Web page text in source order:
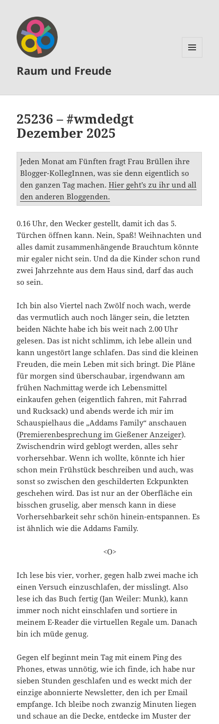
Raum und Freude
25236 – #wmdedgt
Dezember 2025
Jeden Monat am Fünften fragt Frau Brüllen ihre
Blogger-KollegInnen, was sie denn eigentlich so
den ganzen Tag machen.Hier geht’s zu ihr und all
den anderen Bloggenden.
0.16 Uhr, den Wecker gestellt, damit ich das 5.
Türchen öffnen kann. Nein, Spaß! Weihnachten und
alles damit zusammenhängende Brauchtum könnte
mir egaler nicht sein. Und da die Kinder schon rund
zwei Jahrzehnte aus dem Haus sind, darf das auch
so sein.
Ich bin also Viertel nach Zwölf noch wach, werde
das vermutlich auch noch länger sein, die letzten
beiden Nächte habe ich bis weit nach 2.00 Uhr
gelesen. Das ist nicht schlimm, ich lebe allein und
kann ungestört lange schlafen. Das sind die kleinen
Freuden, die mein Leben mit sich bringt. Die Pläne
für morgen sind überschaubar, irgendwann am
frühen Nachmittag werde ich Lebensmittel
einkaufen gehen (eigentlich fahren, mit Fahrrad
und Rucksack) und abends werde ich mir im
Schauspielhaus die „Addams Family“ anschauen
(Premierenbesprechung im Gießener Anzeiger).
Zwischendrin wird geblogt werden, alles sehr
vorhersehbar. Wenn ich wollte, könnte ich hier
schon mein Frühstück beschreiben und auch, was
sonst so zwischen den geschilderten Eckpunkten
geschehen wird. Das ist nur an der Oberfläche ein
bisschen gruselig, aber mensch kann in diese
Vorhersehbarkeit sehr schön hinein-entspannen. Es
ist ähnlich wie die Addams Family.
<O>
Ich lese bis vier, vorher, gegen halb zwei mache ich
einen Versuch einzuschlafen, der misslingt. Also
lese ich das Buch fertig (Jan Weiler: Munk), kann
immer noch nicht einschlafen und sortiere in
meinem E-Reader die virtuellen Regale um. Danach
bin ich müde genug.
Gegen elf beginnt mein Tag mit einem Ping des
Phones, etwas unnötig, wie ich finde, ich habe nur
sieben Stunden geschlafen und es weckt mich der
einzige abonnierte Newsletter, den ich per Email
empfange. Ich bleibe noch zwanzig Minuten liegen
und schaue an die Decke, entdecke im Muster der